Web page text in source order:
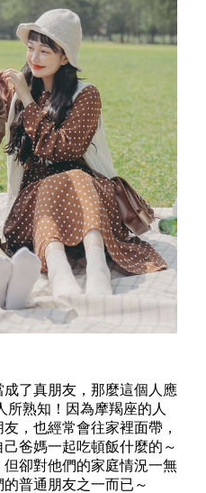
了真朋友，那麼這個人應
所熟知！因為摩羯座的人
，也經常會往家裡面帶，
爸媽一起吃頓飯什麼的～
卻對他們的家庭情況一無
普通朋友之一而已～